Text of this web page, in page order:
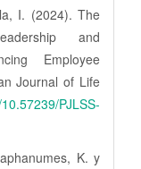
I. (2024). The
and
Employee
Journal of Life
PJLSS-
K. y